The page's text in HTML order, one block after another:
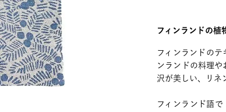
フィンランドの植
フィンランドのテ
ンランドの料理
沢が美しい、リネ
フィンランド語